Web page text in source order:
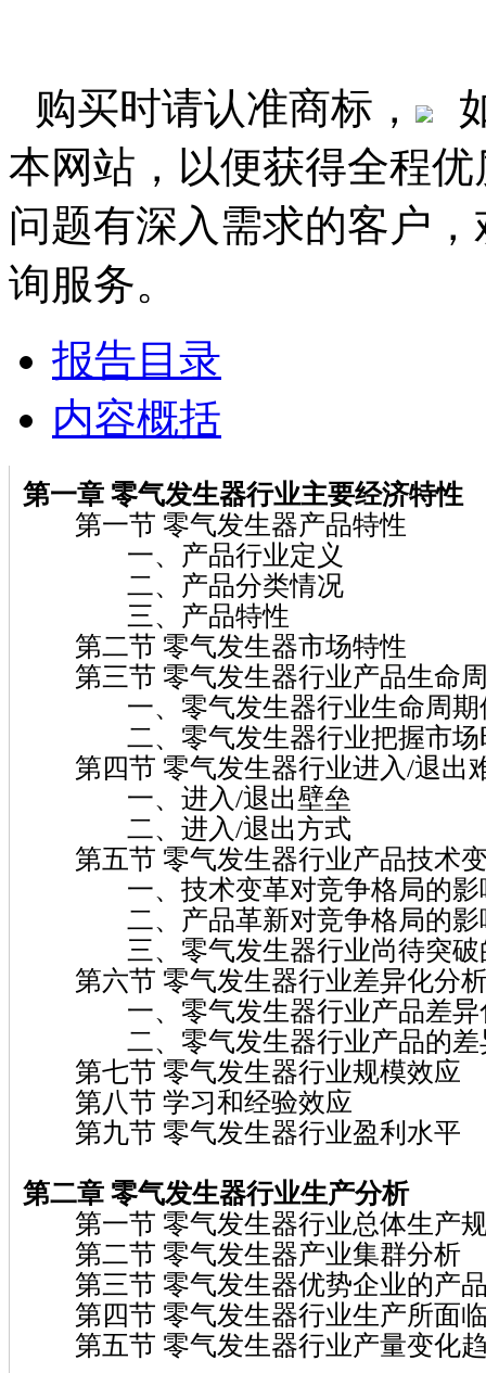
购买时请认准商标，
本网站，以便获得全程
问题有深入需求的客户
询服务。
报告目录
内容概括
第一章 零气发生器行业主要经济特性
第一节 零气发生器产品特性
一、产品行业定义
二、产品分类情况
三、产品特性
第二节 零气发生器市场特性
第三节 零气发生器行业产品生命
一、零气发生器行业生命周期
二、零气发生器行业把握市场
第四节 零气发生器行业进入/退出
一、进入/退出壁垒
二、进入/退出方式
第五节 零气发生器行业产品技术
一、技术变革对竞争格局的影
二、产品革新对竞争格局的影
三、零气发生器行业尚待突破
第六节 零气发生器行业差异化分
一、零气发生器行业产品差异
二、零气发生器行业产品的差
第七节 零气发生器行业规模效应
第八节 学习和经验效应
第九节 零气发生器行业盈利水平
第二章 零气发生器行业生产分析
第一节 零气发生器行业总体生产
第二节 零气发生器产业集群分析
第三节 零气发生器优势企业的产
第四节 零气发生器行业生产所面
第五节 零气发生器行业产量变化